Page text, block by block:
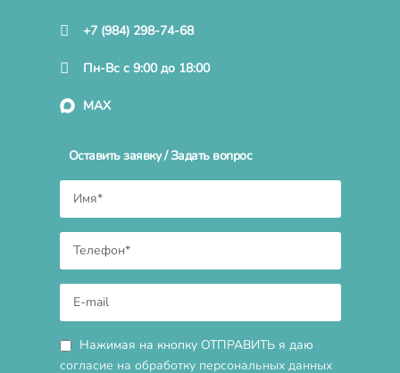
+7 (984) 298-74-68
Пн-Вс с 9:00 до 18:00
MAX
Оставить заявку / Задать вопрос
Нажимая на кнопку ОТПРАВИТЬ я даю
согласие на обработку персональных данных